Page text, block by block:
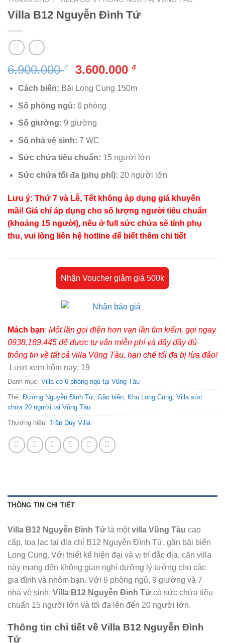
Villa B12 Nguyễn Đình Tứ
6.900.000₫
Giá
là:
6.900.000 ₫.
3.600.000 ₫Giá
tại
Cách biển: Bãi Long Cung 150m
Số phòng ngủ: 6 phòng
Số giường: 9 giường
Số nhà vệ sinh: 7 WC
Sức chứa tiêu chuẩn: 15 người lớn
Sức chứa tối đa (phụ phí): 20 người lớn
Lưu ý: Thứ 7 và Lễ, Tết không áp dụng giá khuyến
mãi! Giá chỉ áp dụng cho số lượng người tiêu chuẩn
(khoảng 15 người), nếu ở full sức chứa sẽ tính phụ
thu, vui lòng liên hệ hotline để biết thêm chi tiết
Nhận Voucher giảm giá 500k
Mách bạn: Một lần gọi điện hơn vạn lần tìm kiếm, gọi ngay
0938.169.445 để được tư vấn miễn phí và đầy đầy đủ
thông tin về tất cả villa Vũng Tàu, hạn chế tối đa bị lừa đảo!
Lượt xem hôm nay: 19
Danh mục: Villa có 6 phòng ngủ tại Vũng Tàu
Thẻ: Đường Nguyễn Đình Tứ Gần biển Khu Long Cung Villa sức
chứa 20 người tại Vũng Tàu
Thương hiệu: Trần Duy Villa
THÔNG TIN CHI TIẾT
Villa B12 Nguyễn Đình Tứ là mộtvilla Vũng Tàu cao
cấp, tọa lạc tại địa chỉ B12 Nguyễn Đình Tứ, gần bãi biển
Long Cung. Với thiết kế hiện đại và vị trí đắc địa, căn villa
này mang đến không gian nghỉ dưỡng lý tưởng cho các
gia đình và nhóm bạn. Với 6 phòng ngủ, 9 giường và 7
nhà vệ sinh, Villa B12 Nguyễn Đình Tứ có sức chứa tiêu
chuẩn 15 người lớn và tối đa lên đến 20 người lớn.
Thông tin chi tiết về Villa B12 Nguyễn Đình
Tứ